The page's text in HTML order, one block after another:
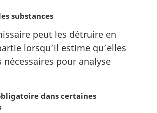
substances
peut les détruire en
lorsqu’il estime qu’elles
nécessaires pour analyse
dans certaines